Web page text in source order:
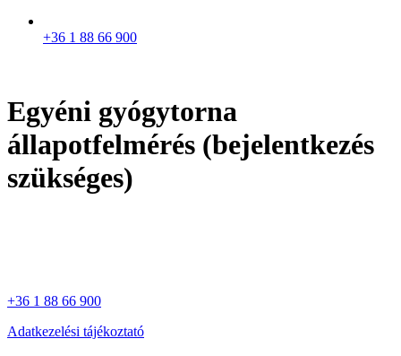
+36 1 88 66 900
Egyéni gyógytorna
állapotfelmérés (bejelentkezés
szükséges)
+36 1 88 66 900
Adatkezelési tájékoztató